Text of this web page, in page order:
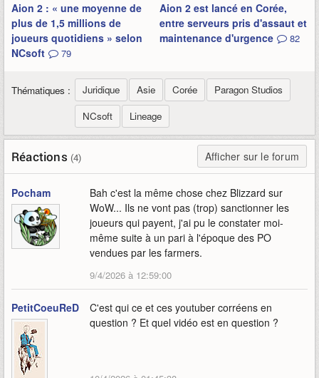
Aion 2 : « une moyenne de
plus de 1,5 millions de
joueurs quotidiens » selon
NCsoft
79
Aion 2 est lancé en Corée,
entre serveurs pris d'assaut et
maintenance d'urgence
82
Thématiques : Juridique Asie Corée
Paragon Studios
NCsoft
Lineage
Réactions (4) Afficher sur le forum
Pocham
Bah c'est la même chose chez Blizzard sur
WoW... Ils ne vont pas (trop) sanctionner les
joueurs qui payent, j'ai pu le constater moi-
même suite à un pari à l'époque des PO
vendues par les farmers.
9/4/2026 à 12:59:00
PetitCoeuReD
C'est qui ce et ces youtuber corréens en
question ? Et quel vidéo est en question ?